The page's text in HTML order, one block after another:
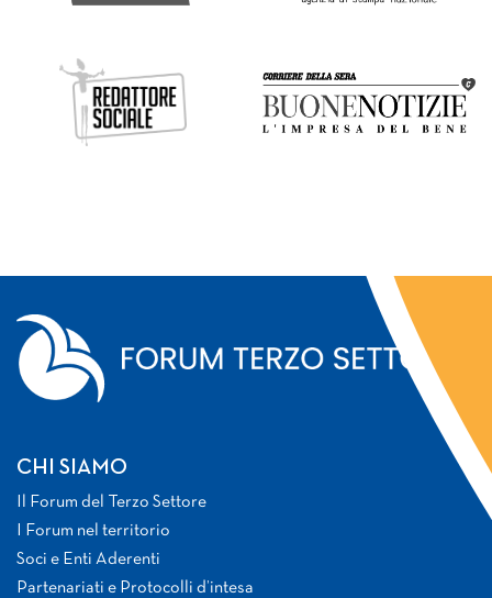
CHI SIAMO
Il Forum del Terzo Settore
I Forum nel territorio
Soci e Enti Aderenti
Partenariati e Protocolli d’intesa